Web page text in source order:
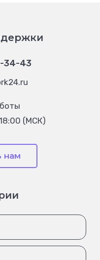
34-43
(МСК)
нам